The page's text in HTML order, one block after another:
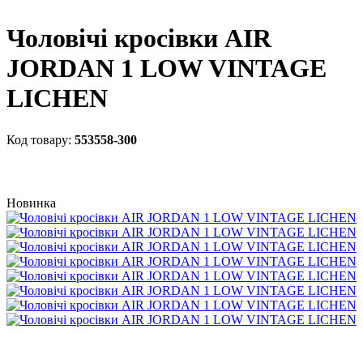
Чоловічі кросівки AIR
JORDAN 1 LOW VINTAGE
LICHEN
553558-300
Новинка